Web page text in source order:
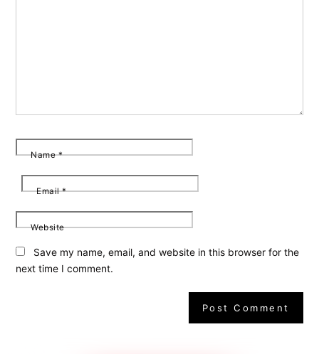
Name*
Email*
Website
Save my name, email, and website in this browser for the
next time I comment.